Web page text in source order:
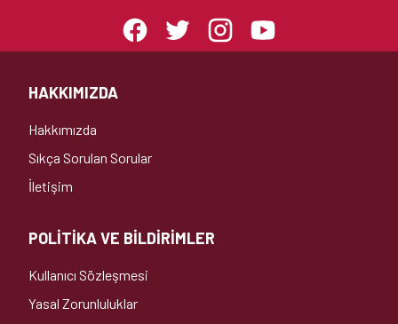
HAKKIMIZDA
Hakkımızda
Sıkça Sorulan Sorular
İletişim
POLİTİKA VE BİLDİRİMLER
Kullanıcı Sözleşmesi
Yasal Zorunluluklar